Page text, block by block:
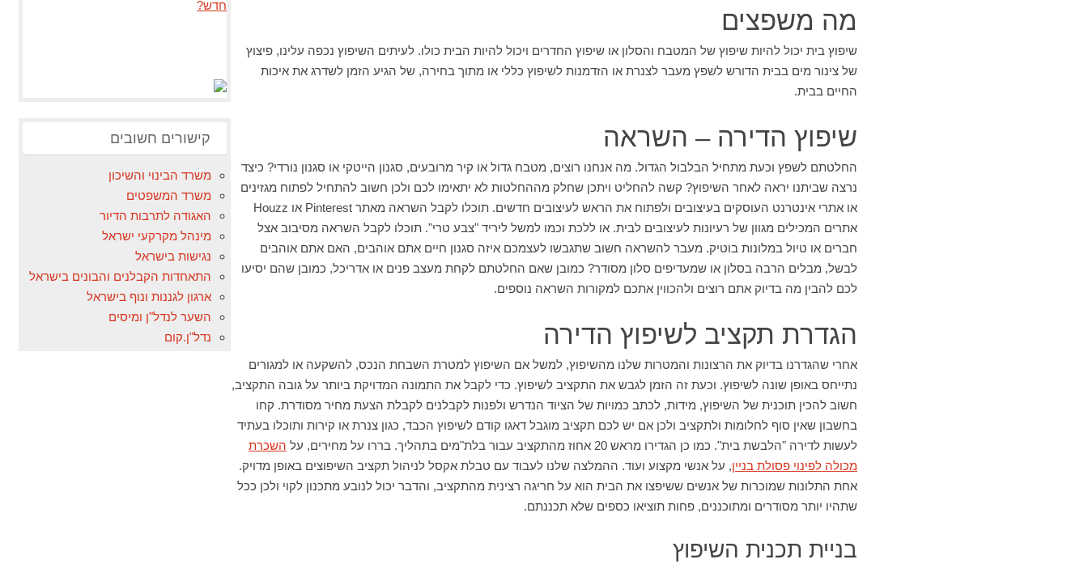
מה משפצים
שיפוץ בית יכול להיות שיפוץ של המטבח והסלון או שיפוץ החדרים ויכול להיות הבית כולו. לעיתים השיפוץ נכפה עלינו, פיצוץ
של צינור מים בבית הדורש לשפץ מעבר לצנרת או הזדמנות לשיפוץ כללי או מתוך בחירה, של הגיע הזמן לשדרג את איכות
החיים בבית.
שיפוץ הדירה – השראה
החלטתם לשפץ וכעת מתחיל הבלבול הגדול. מה אנחנו רוצים, מטבח גדול או קיר מרובעים, סגנון הייטקי או סגנון נורדי? כיצד
נרצה שביתנו יראה לאחר השיפוץ? קשה להחליט ויתכן שחלק מההחלטות לא יתאימו לכם ולכן חשוב להתחיל לפתוח מגזינים
או אתרי אינטרנט העוסקים בעיצובים ולפתוח את הראש לעיצובים חדשים. תוכלו לקבל השראה מאתר Pinterest או Houzz
אתרים המכילים מגוון של רעיונות לעיצובים לבית. או ללכת וכמו למשל ליריד "צבע טרי". תוכלו לקבל השראה מסיבוב אצל
חברים או טיול במלונות בוטיק. מעבר להשראה חשוב שתגבשו לעצמכם איזה סגנון חיים אתם אוהבים, האם אתם אוהבים
לבשל, מבלים הרבה בסלון או שמעדיפים סלון מסודר? כמובן שאם החלטתם לקחת מעצב פנים או אדריכל, כמובן שהם יסיעו
לכם להבין מה בדיוק אתם רוצים ולהכווין אתכם למקורות השראה נוספים.
הגדרת תקציב לשיפוץ הדירה
אחרי שהגדרנו בדיוק את הרצונות והמטרות שלנו מהשיפוץ, למשל אם השיפוץ למטרת השבחת הנכס, להשקעה או למגורים
נתייחס באופן שונה לשיפוץ. וכעת זה הזמן לגבש את התקציב לשיפוץ. כדי לקבל את התמונה המדויקת ביותר על גובה התקציב,
חשוב להכין תוכנית של השיפוץ, מידות, לכתב כמויות של הציוד הנדרש ולפנות לקבלנים לקבלת הצעת מחיר מסודרת. קחו
בחשבון שאין סוף לחלומות ולתקציב ולכן אם יש לכם תקציב מוגבל דאגו קודם לשיפוץ הכבד, כגון צנרת או קירות ותוכלו בעתיד
לעשות לדירה "הלבשת בית". כמו כן הגדירו מראש 20 אחוז מהתקציב עבור בלת"מים בתהליך. בררו על מחירים, על
השכרת
מכולה לפינוי פסולת בניין, על אנשי מקצוע ועוד. ההמלצה שלנו לעבוד עם טבלת אקסל לניהול תקציב השיפוצים באופן מדויק.
אחת התלונות שמוכרות של אנשים ששיפצו את הבית הוא על חריגה רצינית מהתקציב, והדבר יכול לנובע מתכנון לקוי ולכן ככל
שתהיו יותר מסודרים ומתוכננים, פחות תוציאו כספים שלא תכננתם.
בניית תכנית השיפוץ
קישורים חשובים
משרד הבינוי והשיכון
משרד המשפטים
האגודה לתרבות הדיור
מינהל מקרקעי ישראל
נגישות בישראל
התאחדות הקבלנים והבונים בישראל
ארגון לגננות ונוף בישראל
השער לנדל"ן ומיסים
נדל"ן.קום